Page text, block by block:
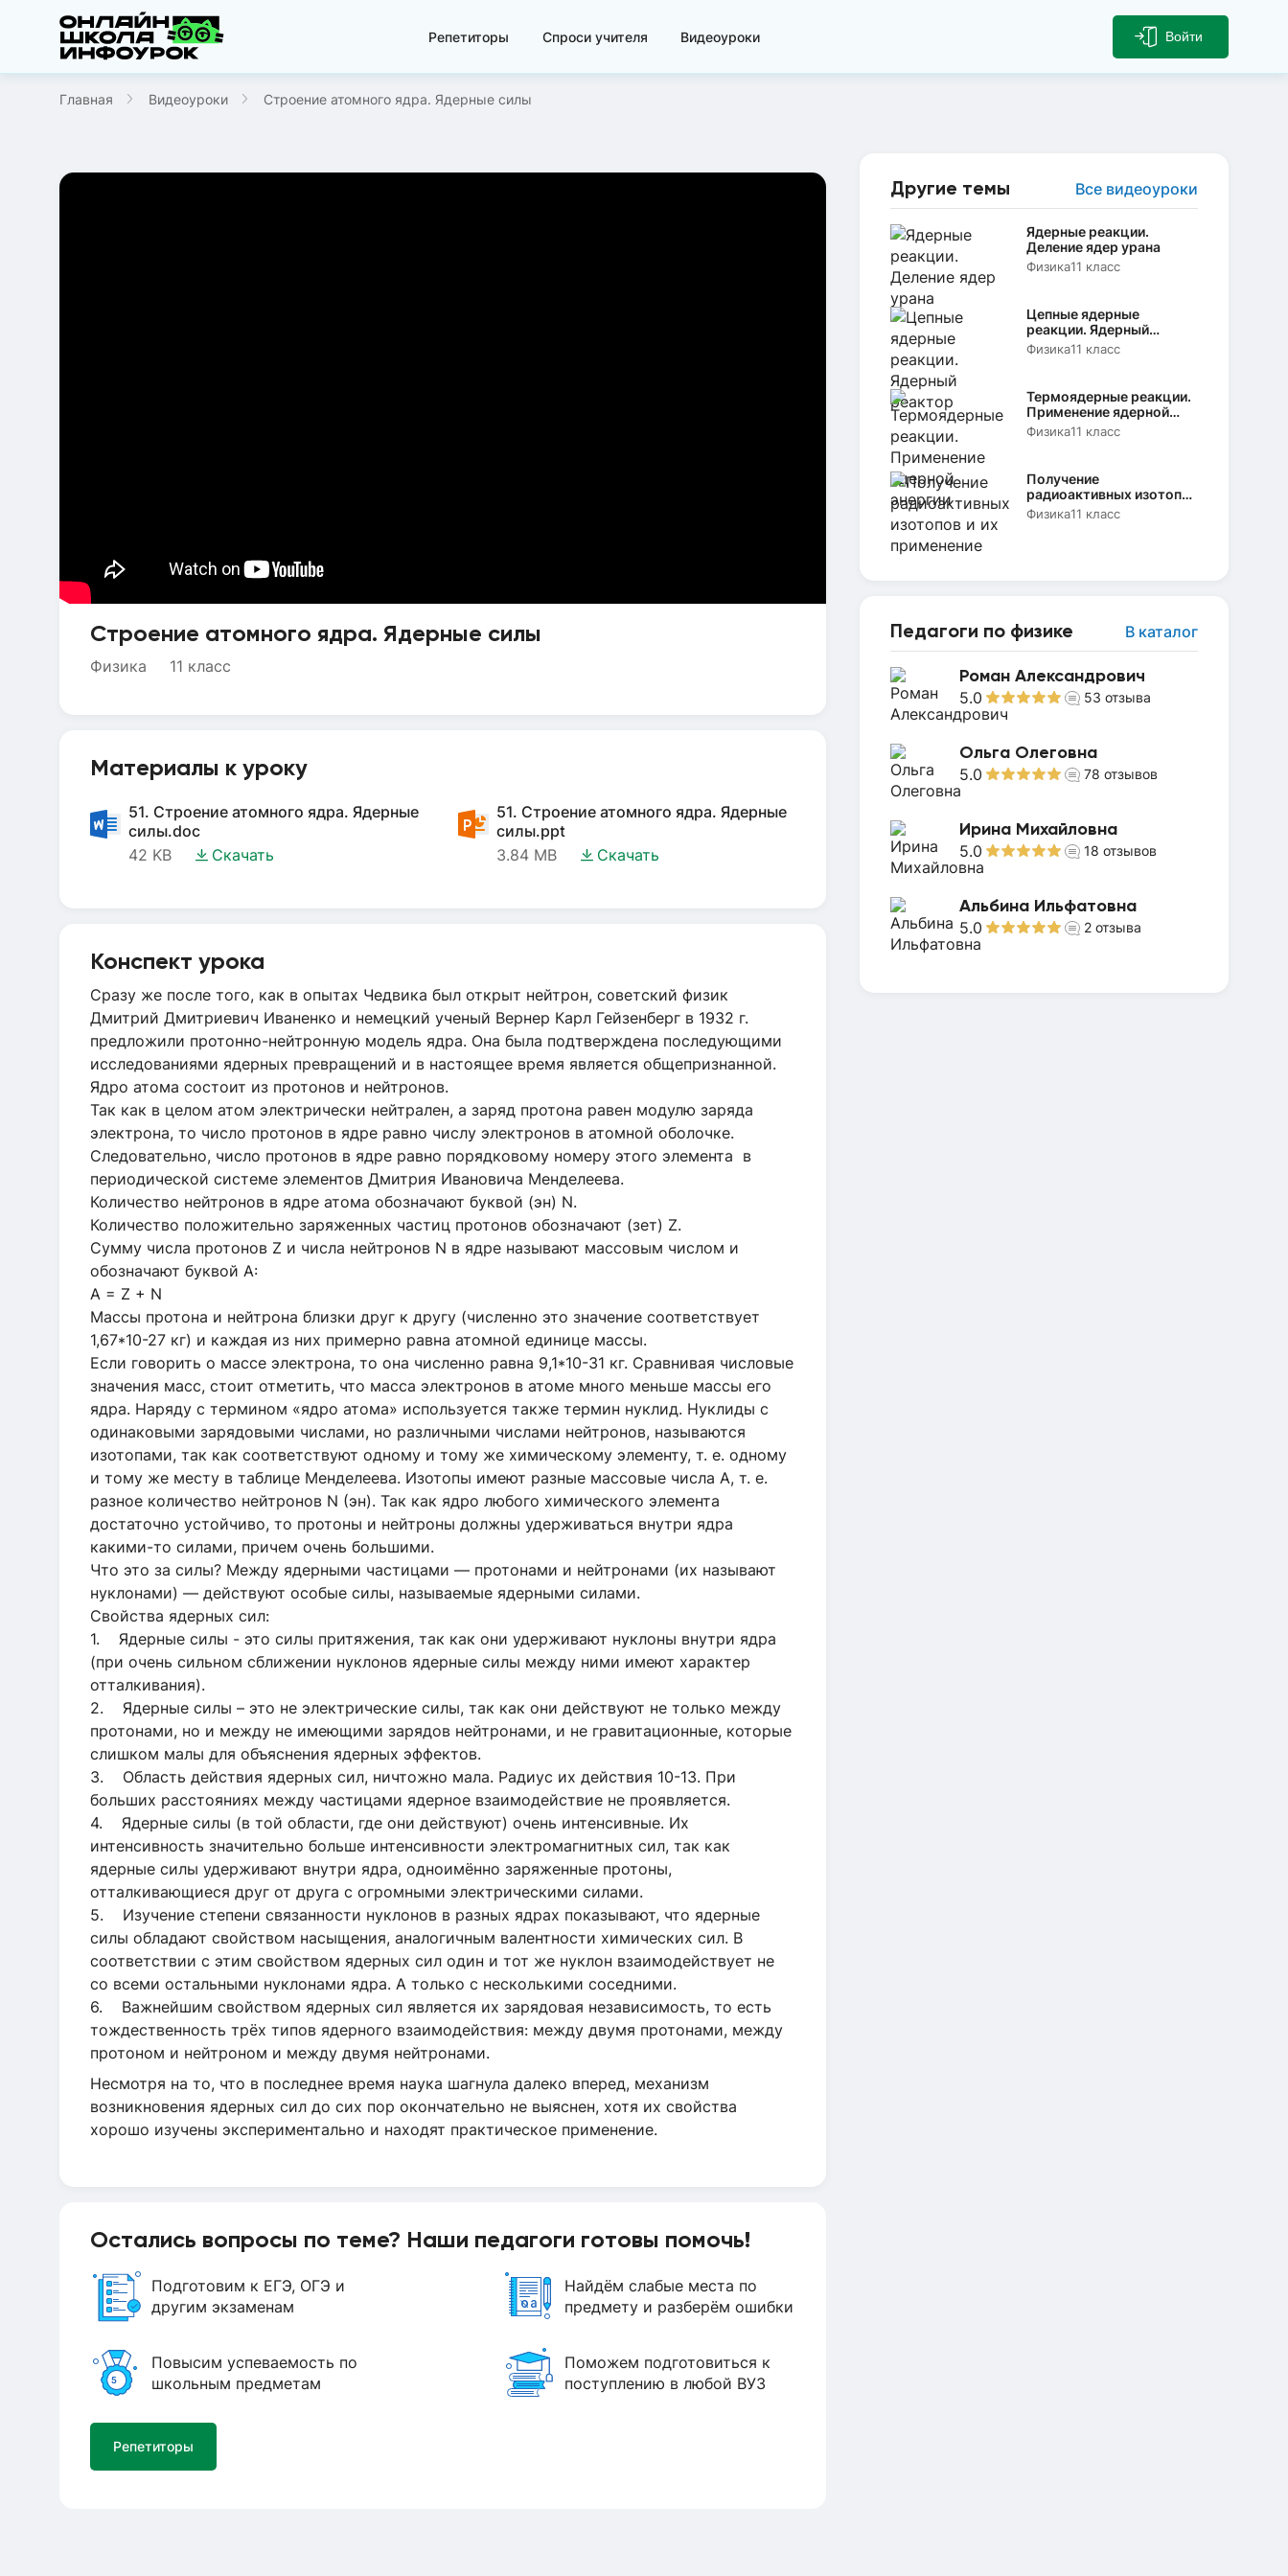
Репетиторы Спроси учителя Видеоуроки Войти
Главная Видеоуроки Строение атомного ядра. Ядерные силы
Другие темы Все видеоуроки
Ядерные реакции.
Деление ядер урана
Физика11 класс
Цепные ядерные
реакции. Ядерный
реактор
Физика11 класс
Термоядерные реакции.
Применение ядерной
энергии
Физика11 класс
Получение
радиоактивных изотопов
и их применение
Физика11 класс
Педагоги по физике В каталог
Роман Александрович
5.0 53 отзыва
Ольга Олеговна
5.0 78 отзывов
Ирина Михайловна
5.0 18 отзывов
Альбина Ильфатовна
5.0 2 отзыва
Строение атомного ядра. Ядерные силы
Физика 11 класс
Материалы к уроку
51. Строение атомного ядра. Ядерные
силы.doc
42 KB
Скачать
51. Строение атомного ядра. Ядерные
силы.ppt
3.84 MB
Скачать
Конспект урока
Сразу же после того, как в опытах Чедвика был открыт нейтрон, советский физик
Дмитрий Дмитриевич Иваненко и немецкий ученый Вернер Карл Гейзенберг в 1932 г.
предложили протонно-нейтронную модель ядра. Она была подтверждена последующими
исследованиями ядерных превращений и в настоящее время является общепризнанной.
Ядро атома состоит из протонов и нейтронов.
Так как в целом атом электрически нейтрален, а заряд протона равен модулю заряда
электрона, то число протонов в ядре равно числу электронов в атомной оболочке.
Следовательно, число протонов в ядре равно порядковому номеру этого элемента в
периодической системе элементов Дмитрия Ивановича Менделеева.
Количество нейтронов в ядре атома обозначают буквой (эн) N.
Количество положительно заряженных частиц протонов обозначают (зет) Z.
Сумму числа протонов Z и числа нейтронов N в ядре называют массовым числом и
обозначают буквой А:
А = Z + N
Массы протона и нейтрона близки друг к другу (численно это значение соответствует
1,67*10-27 кг) и каждая из них примерно равна атомной единице массы.
Если говорить о массе электрона, то она численно равна 9,1*10-31 кг. Сравнивая числовые
значения масс, стоит отметить, что масса электронов в атоме много меньше массы его
ядра. Наряду с термином «ядро атома» используется также термин нуклид. Нуклиды с
одинаковыми зарядовыми числами, но различными числами нейтронов, называются
изотопами, так как соответствуют одному и тому же химическому элементу, т. е. одному
и тому же месту в таблице Менделеева. Изотопы имеют разные массовые числа А, т. е.
разное количество нейтронов N (эн). Так как ядро любого химического элемента
достаточно устойчиво, то протоны и нейтроны должны удерживаться внутри ядра
какими-то силами, причем очень большими.
Что это за силы? Между ядерными частицами — протонами и нейтронами (их называют
нуклонами) — действуют особые силы, называемые ядерными силами.
Свойства ядерных сил:
1. Ядерные силы - это силы притяжения, так как они удерживают нуклоны внутри ядра
(при очень сильном сближении нуклонов ядерные силы между ними имеют характер
отталкивания).
2. Ядерные силы – это не электрические силы, так как они действуют не только между
протонами, но и между не имеющими зарядов нейтронами, и не гравитационные, которые
слишком малы для объяснения ядерных эффектов.
3. Область действия ядерных сил, ничтожно мала. Радиус их действия 10-13. При
больших расстояниях между частицами ядерное взаимодействие не проявляется.
4. Ядерные силы (в той области, где они действуют) очень интенсивные. Их
интенсивность значительно больше интенсивности электромагнитных сил, так как
ядерные силы удерживают внутри ядра, одноимённо заряженные протоны,
отталкивающиеся друг от друга с огромными электрическими силами.
5. Изучение степени связанности нуклонов в разных ядрах показывают, что ядерные
силы обладают свойством насыщения, аналогичным валентности химических сил. В
соответствии с этим свойством ядерных сил один и тот же нуклон взаимодействует не
со всеми остальными нуклонами ядра. А только с несколькими соседними.
6. Важнейшим свойством ядерных сил является их зарядовая независимость, то есть
тождественность трёх типов ядерного взаимодействия: между двумя протонами, между
протоном и нейтроном и между двумя нейтронами.
Несмотря на то, что в последнее время наука шагнула далеко вперед, механизм
возникновения ядерных сил до сих пор окончательно не выяснен, хотя их свойства
хорошо изучены экспериментально и находят практическое применение.
Остались вопросы по теме? Наши педагоги готовы помочь!
Подготовим к ЕГЭ, ОГЭ и
другим экзаменам
Найдём слабые места по
предмету и разберём ошибки
Повысим успеваемость по
школьным предметам
Поможем подготовиться к
поступлению в любой ВУЗ
Репетиторы